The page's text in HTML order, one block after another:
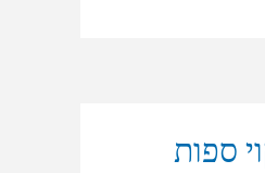
ספות